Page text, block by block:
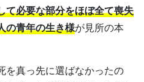
て必要な部分をほぼ全て喪失
の青年の生き様が見所の本
を真っ先に選ばなかったの